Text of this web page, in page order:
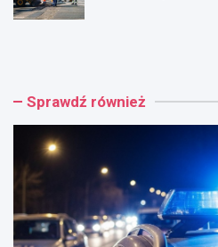
W
a
i
u
j
Z
n
r
i
s
Sprawdź również